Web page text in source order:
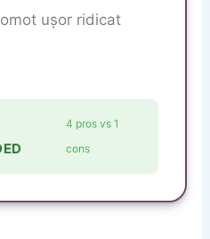
ușor ridicat
4 pros vs 1
cons